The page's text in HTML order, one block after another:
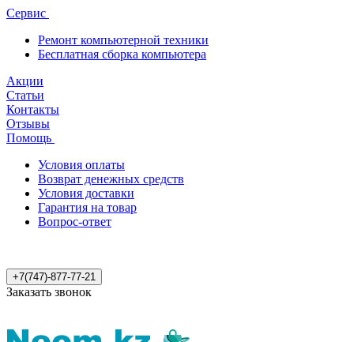
Сервис
Ремонт компьютерной техники
Бесплатная сборка компьютера
Акции
Статьи
Контакты
Отзывы
Помощь
Условия оплаты
Возврат денежных средств
Условия доставки
Гарантия на товар
Вопрос-ответ
+7(747)-877-77-21
Заказать звонок